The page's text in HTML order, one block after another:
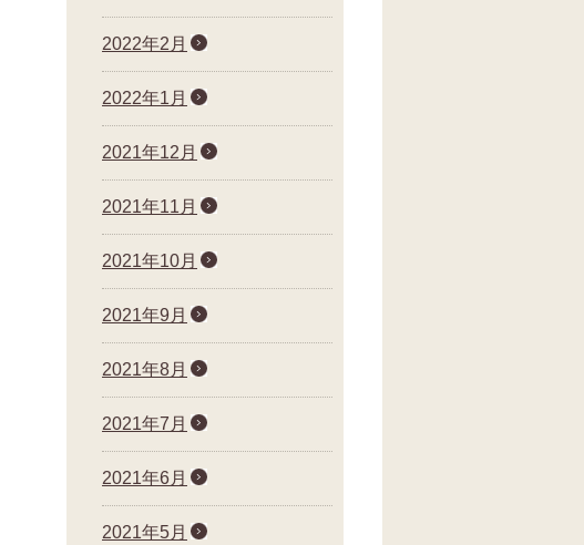
2022年2月
2022年1月
2021年12月
2021年11月
2021年10月
2021年9月
2021年8月
2021年7月
2021年6月
2021年5月